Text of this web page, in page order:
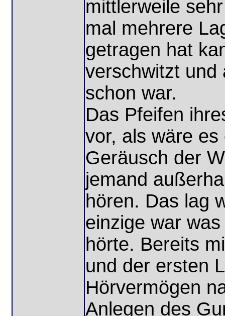
mittlerweile
mal mehrere
getragen hat
verschwitzt und
schon war.
Das Pfeifen
vor, als wäre
Geräusch der
jemand
hören. Das lag
einzige war
hörte. Bereits
und der ersten
Hörvermögen
Anlegen des